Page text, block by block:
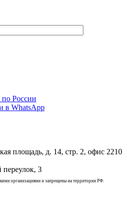
по России
в WhatsApp
площадь, д. 14, стр. 2, офис 2210
3
организациями и запрещены на территории РФ.